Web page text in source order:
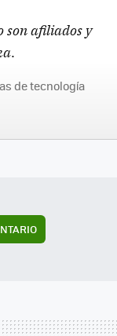
son afiliados y
.
de tecnología